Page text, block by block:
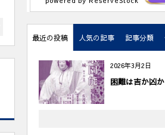
最近の投稿 人気の記事 記事分類
2026年3月2日
困難は吉か凶か